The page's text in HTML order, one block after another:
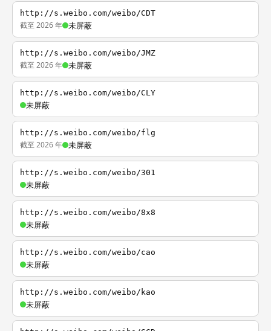
http://s.weibo.com/weibo/CDT
截至 2026 年 未屏蔽
http://s.weibo.com/weibo/JMZ
截至 2026 年 未屏蔽
http://s.weibo.com/weibo/CLY
未屏蔽
http://s.weibo.com/weibo/flg
截至 2026 年 未屏蔽
http://s.weibo.com/weibo/301
未屏蔽
http://s.weibo.com/weibo/8x8
未屏蔽
http://s.weibo.com/weibo/cao
未屏蔽
http://s.weibo.com/weibo/kao
未屏蔽